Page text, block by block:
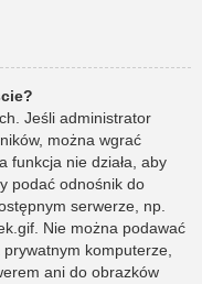
Jeśli administrator
można wgrać
funkcja nie działa, aby
podać odnośnik do
serwerze, np.
Nie można podawać
komputerze,
ani do obrazków